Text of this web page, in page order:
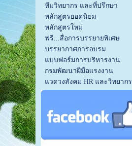
ทีมวิทยากร และที่ปรึกษา
หลักสูตรยอดนิยม
หลักสูตรใหม่
ฟรี...สื่อการบรรยายพิเศษ
บรรยากาศการอบรม
แบบฟอร์มการบริหารงาน
กรมพัฒนาฝีมือแรงงาน
แวดวงสังคม HR และวิทยากร